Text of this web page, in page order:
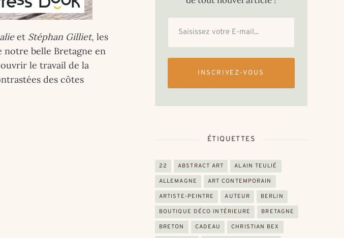
et Stéphan Gilliet, les
belle Bretagne en
le travail de la
des côtes
INSCRIVEZ-VOUS
ÉTIQUETTES
22 ABSTRACT ART ALAIN TEULIÉ
ALLEMAGNE ART CONTEMPORAIN
ARTISTE-PEINTRE AUTEUR BERLIN
BOUTIQUE DÉCO INTÉRIEURE BRETAGNE
BRETON CADEAU CHRISTIAN BEX